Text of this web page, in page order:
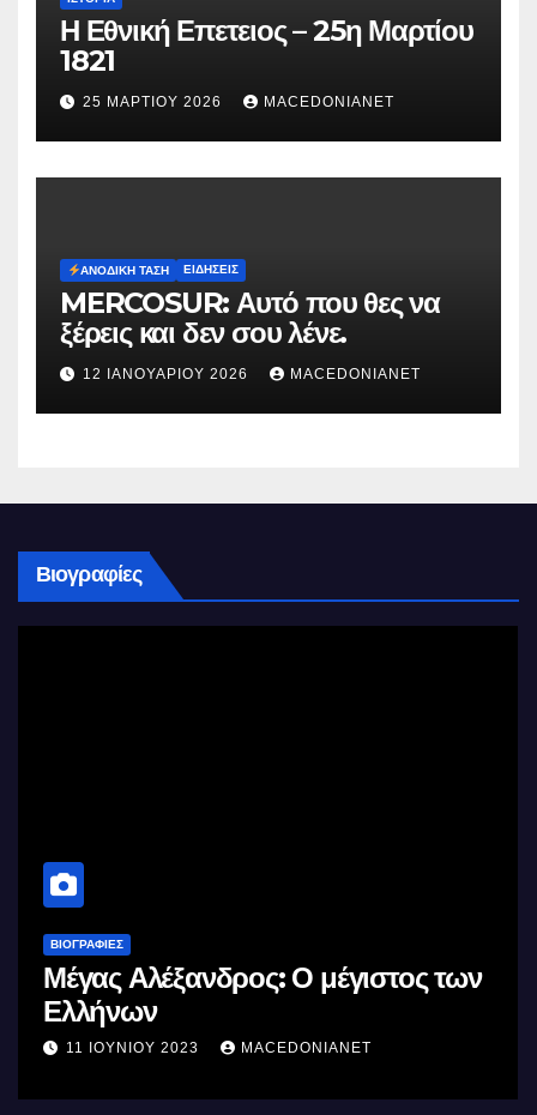
Η Εθνική Επετειος – 25η Μαρτίου
1821
25 ΜΑΡΤΊΟΥ 2026 MACEDONIANET
ΑΝΟΔΙΚΉ ΤΆΣΗ ΕΙΔΉΣΕΙΣ
MERCOSUR: Αυτό που θες να
ξέρεις και δεν σου λένε.
12 ΙΑΝΟΥΑΡΊΟΥ 2026 MACEDONIANET
Βιογραφίες
ΒΙΟΓΡΑΦΊΕΣ
Μέγας Αλέξανδρος: Ο μέγιστος των
Ελλήνων
11 ΙΟΥΝΊΟΥ 2023 MACEDONIANET